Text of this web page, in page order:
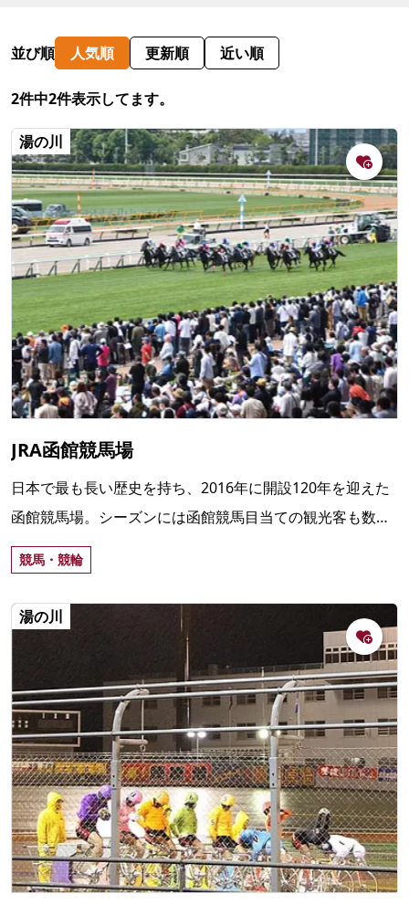
並び順 人気順 更新順 近い順
2件中2件表示してます。
湯の川
JRA函館競馬場
日本で最も長い歴史を持ち、2016年に開設120年を迎えた
函館競馬場。シーズンには函館競馬目当ての観光客も数多
く訪れ、家族やカップルでも楽しめる。
競馬・競輪
湯の川